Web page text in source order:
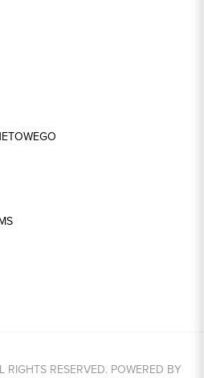
RESERVED. POWERED BY